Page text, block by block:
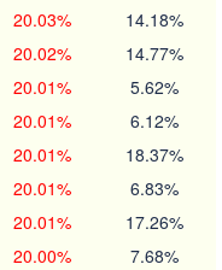
20.03% 14.18%
20.02% 14.77%
20.01% 5.62%
20.01% 6.12%
20.01% 18.37%
20.01% 6.83%
20.01% 17.26%
20.00% 7.68%